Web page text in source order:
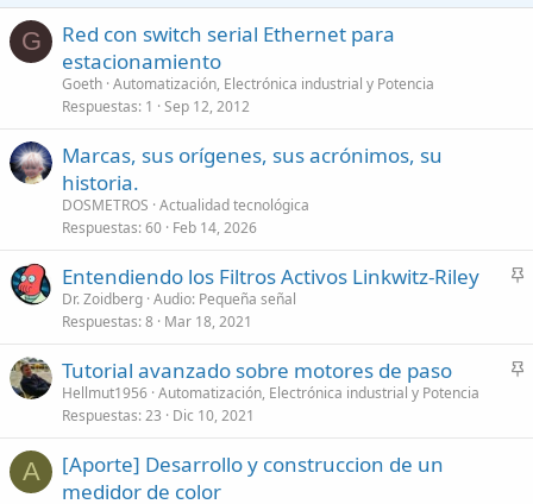
G
Red con switch serial Ethernet para
estacionamiento
Goeth Automatización, Electrónica industrial y Potencia
Respuestas 1 Sep 12, 2012
Marcas, sus orígenes, sus acrónimos, su
historia.
DOSMETROS Actualidad tecnológica
Respuestas 60 Feb 14, 2026
A
a
Entendiendo los Filtros Activos Linkwitz-Riley
Dr. Zoidberg Audio: Pequeña señal
Respuestas 8 Mar 18, 2021
A
Tutorial avanzado sobre motores de paso
Hellmut1956 Automatización, Electrónica industrial y Potencia
Respuestas 23 Dic 10, 2021
A
[Aporte] Desarrollo y construccion de un
medidor de color